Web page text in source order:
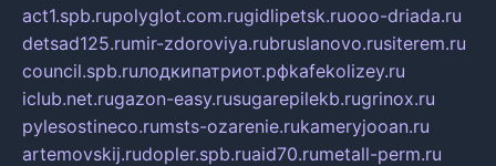
act1.spb.rupolyglot.com.rugidlipetsk.ruooo-driada.ru
detsad125.rumir-zdoroviya.rubruslanovo.rusiterem.ru
council.spb.ruлодкипатриот.рфkafekolizey.ru
iclub.net.rugazon-easy.rusugarepilekb.rugrinox.ru
pylesostineco.rumsts-ozarenie.rukameryjooan.ru
artemovskij.rudopler.spb.ruaid70.rumetall-perm.ru